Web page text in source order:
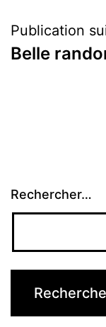
l’article
Publication
Belle
Rechercher…